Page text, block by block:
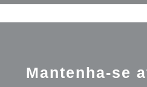
Mantenha-se